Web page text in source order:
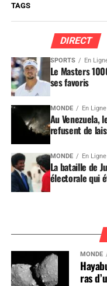
TAGS
DIRECT
SPORTS En
Le Masters
ses favoris
MONDE En
Au Venezuela,
refusent de
MONDE En
La bataille de
électorale qui
MONDE
ras